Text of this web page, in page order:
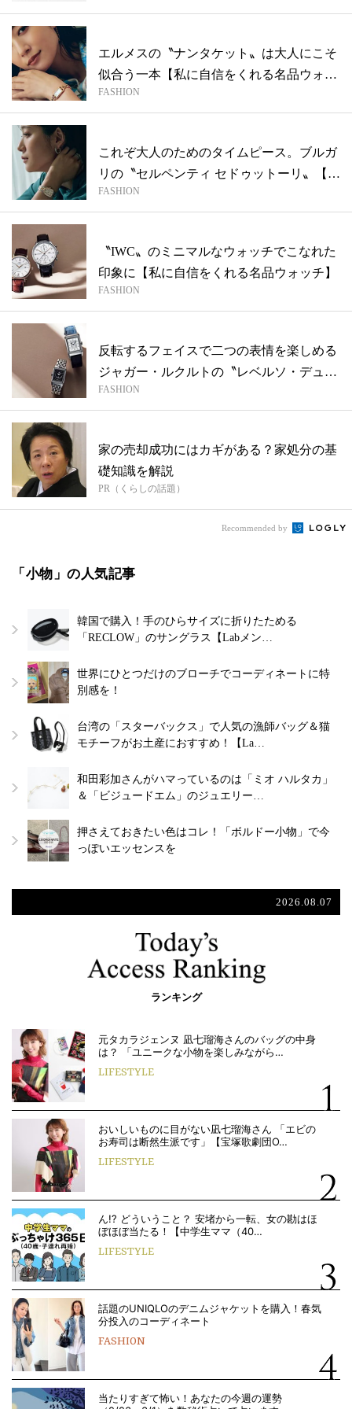
エルメスの〝ナンタケット〟は大人にこそ
似合う一本【私に自信をくれる名品ウォッ
チ】
FASHION
これぞ大人のためのタイムピース。ブルガ
リの〝セルペンティ セドゥットーリ〟【私
に...
FASHION
〝IWC〟のミニマルなウォッチでこなれた
印象に【私に自信をくれる名品ウォッチ】
FASHION
反転するフェイスで二つの表情を楽しめる
ジャガー・ルクルトの〝レベルソ・デュエ
ット...
FASHION
家の売却成功にはカギがある？家処分の基
礎知識を解説
PR（くらしの話題）
Recommended by
「小物」の人気記事
韓国で購入！手のひらサイズに折りたためる
「RECLOW」のサングラス【Labメン…
世界にひとつだけのブローチでコーディネートに特
別感を！
台湾の「スターバックス」で人気の漁師バッグ＆猫
モチーフがお土産におすすめ！【La…
和田彩加さんがハマっているのは「ミオ ハルタカ」
＆「ビジュードエム」のジュエリー…
押さえておきたい色はコレ！「ボルドー小物」で今
っぽいエッセンスを
2026.08.07
ランキング
元タカラジェンヌ 凪七瑠海さんのバッグの中身
は？ 「ユニークな小物を楽しみながら…
LIFESTYLE
おいしいものに目がない凪七瑠海さん 「エビの
お寿司は断然生派です」【宝塚歌劇団O…
LIFESTYLE
ん!? どういうこと？ 安堵から一転、女の勘はほ
ぼほぼ当たる！【中学生ママ（40…
LIFESTYLE
話題のUNIQLOのデニムジャケットを購入！春気
分投入のコーディネート
FASHION
当たりすぎて怖い！あなたの今週の運勢